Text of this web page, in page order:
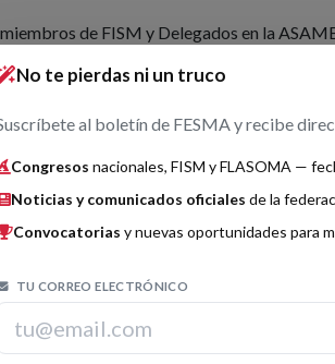
de FISM y Delegados en la
importante para el WCM 2022 en Quebec.
A CONCURSO:
de FISM WCM para ayudar a las
han extendido la fecha límite para
No te pierdas ni un truco
al boletín de FESMA y recibe
Congresos nacionales, FISM y FLASOMA —
Noticias y comunicados oficiales de la
Convocatorias y nuevas oportunidades para
TU CORREO ELECTRÓNICO